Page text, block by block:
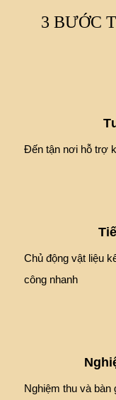
3 BƯỚC
Đến tận nơi hỗ trợ
Chủ động vật liệu
công nhanh
Nghiệm thu và bàn